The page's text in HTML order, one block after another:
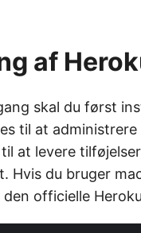
af
skal du først
til at
at levere
Hvis du bruger
officielle